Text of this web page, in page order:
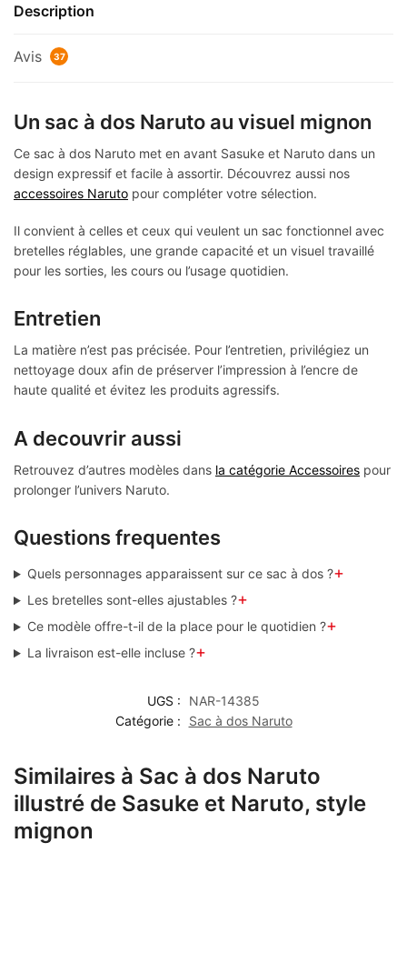
Description
Avis 37
Un sac à dos Naruto au visuel mignon
Ce sac à dos Naruto met en avant Sasuke et Naruto dans un
design expressif et facile à assortir. Découvrez aussi nos
accessoires Naruto pour compléter votre sélection.
Il convient à celles et ceux qui veulent un sac fonctionnel avec
bretelles réglables, une grande capacité et un visuel travaillé
pour les sorties, les cours ou l’usage quotidien.
Entretien
La matière n’est pas précisée. Pour l’entretien, privilégiez un
nettoyage doux afin de préserver l’impression à l’encre de
haute qualité et évitez les produits agressifs.
A decouvrir aussi
Retrouvez d’autres modèles dans la catégorie Accessoires pour
prolonger l’univers Naruto.
Questions frequentes
Quels personnages apparaissent sur ce sac à dos ?+
Les bretelles sont-elles ajustables ?+
Ce modèle offre-t-il de la place pour le quotidien ?+
La livraison est-elle incluse ?+
UGS :
NAR-14385
Catégorie :
Sac à dos Naruto
Similaires à Sac à dos Naruto
illustré de Sasuke et Naruto, style
mignon